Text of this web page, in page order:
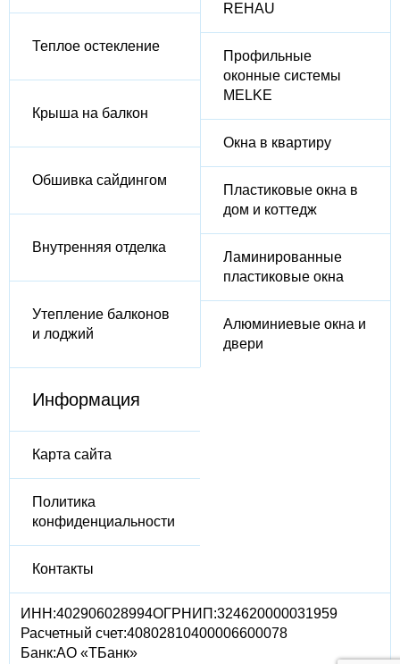
Теплое остекление
Крыша на балкон
Обшивка сайдингом
Внутренняя отделка
Утепление балконов
и лоджий
REHAU
Профильные
оконные системы
MELKE
Окна в квартиру
Пластиковые окна в
дом и коттедж
Ламинированные
пластиковые окна
Алюминиевые окна и
двери
Информация
Карта сайта
Политика
конфиденциальности
Контакты
ИНН:402906028994ОГРНИП:324620000031959
Расчетный счет:40802810400006600078
Банк:АО «ТБанк»